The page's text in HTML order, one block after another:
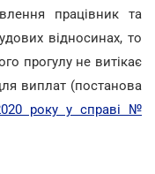
працівник та
відносинах, то
прогулу не витікає
виплат (постанова
року у справі №